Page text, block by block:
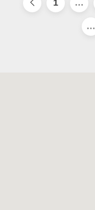
1 …
…